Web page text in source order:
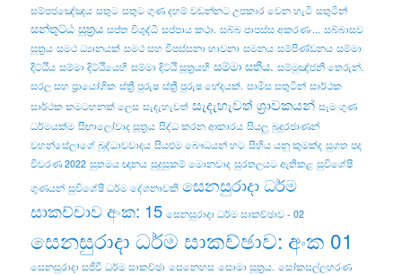
සම්පජඤේඤය සතුට සතුට ගුණ දහම් වඩන්නට උපකාර වෙන හැටි සතුටින්
සන්තුට්ඨ සූත්‍රය සප්ත විශුද්ධි සප්පාය කථා. සබ්බ පාපස්ස අකරණං... සබ්බාසව
සූත්‍රය සමථ ධ්‍යානයක් සමථ සහ විපස්සනා භාවනා සමනය සම්පිණ්ඩනය සම්මා
දිට්ඨිය සම්මා දිට්ඨියෙහි සම්මා දිට්ඨි සූත්‍රයහි සම්මා සතිය. සම්මුඤ්ජනී තෙරුන්.
සරල සහ ප්‍රායෝගික ස්ත්‍රී පුරුෂ ස්ත්‍රී පුරුෂ භේදයක්. සාමිස සතුටින් සාර්ථක
සාර්ථක කමටහනක් ලෙස සැදැහැවත් සැදැහැවත් ශ්‍රාවකයන් සෑම ගුණ
ධර්මයක්ම සිඟාලෝවාද සූත්‍රය සිද්ධ කරන ආකාරය සියලු බුදුරජාණන්
වහන්සේලාගේ බුද්ධාවවාදය සියළුම බෞධයන් හට සිහිය යනු කුමක්ද සුගත පද
විවරණ 2022 සුතමය ඥානය සුදුසුකම් මොනවාද සුරතලයට ඇතිකළ සුවිශේෂී
ගුණයන් සුවිශේෂී ධර්ම දේශනාවකි සෙනසුරාදා ධර්ම
සාකච්චාව අංක: 15 සෙනසුරාදා ධර්ම සාකච්ඡාව - 02
සෙනසුරාදා ධර්ම සාකච්ඡාව: අංක 01
සෙනසුරාදා සජීවී ධර්ම සාකච්ඡා සෙනෙහස සොමා සූත්‍රය. සෝකසල්ලහරණ